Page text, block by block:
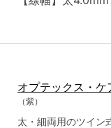
オプテックス・
（紫）
太・細両用のツイン